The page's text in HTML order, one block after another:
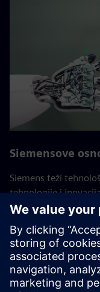
Siemensove
Siemens teži
tehnologije i
Ove osnovne
istraživačkog odjela
rade zajedno,
aktivnosti tvrtke.